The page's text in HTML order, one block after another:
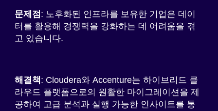
문제점 : 노후화된 인프라를 보유한 기업은 데이
터를 활용해 경쟁력을 강화하는 데 어려움을 겪
고 있습니다.
해결책: Cloudera와 Accenture는 하이브리드 클
라우드 플랫폼으로의 원활한 마이그레이션을 제
공하여 고급 분석과 실행 가능한 인사이트를 통